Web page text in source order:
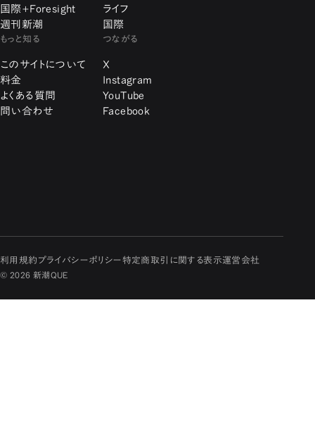
国際+Foresight
週刊新潮
ライフ
国際
もっと知る
このサイトについて
料金
よくある質問
問い合わせ
つながる
X
Instagram
YouTube
Facebook
利用規約 プライバシーポリシー特定商取引に関する表示運営会社
© 2026 新潮QUE